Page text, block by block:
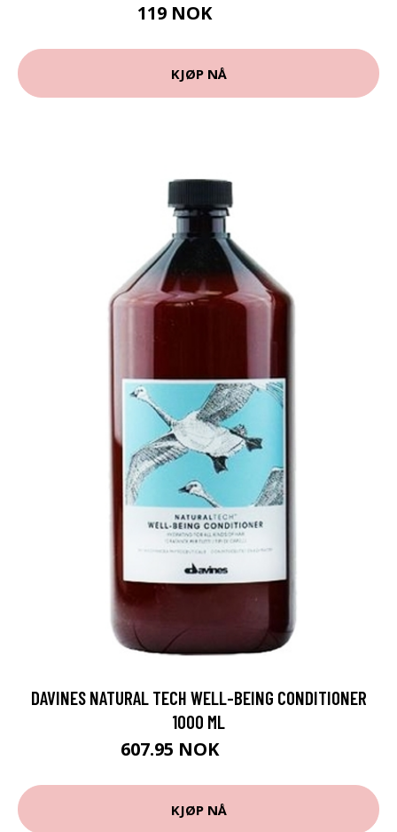
119 NOK
KJØP NÅ
DAVINES NATURAL TECH WELL-BEING CONDITIONER
1000 ML
607.95 NOK
KJØP NÅ